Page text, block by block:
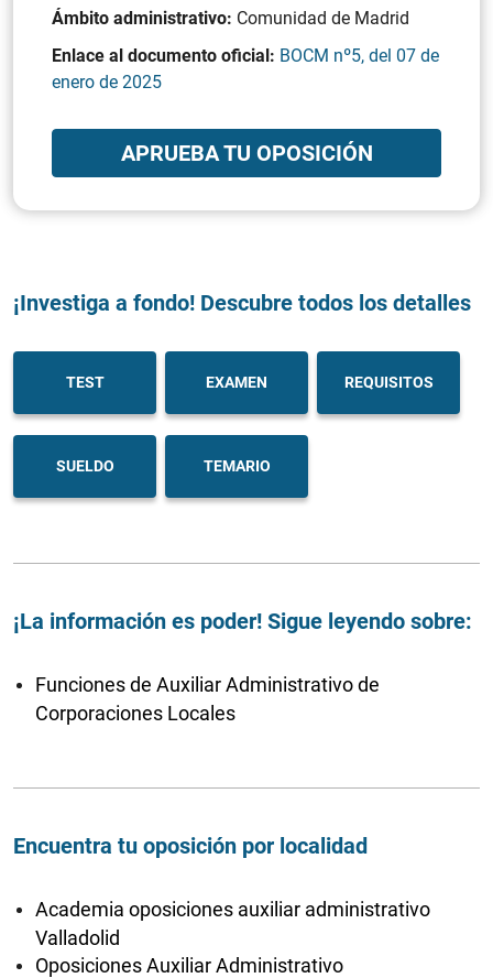
Ámbito administrativo: Comunidad de Madrid
Enlace al documento oficial: BOCM nº5, del 07 de
enero de 2025
APRUEBA TU OPOSICIÓN
¡Investiga a fondo! Descubre todos los detalles
TEST EXAMEN REQUISITOS
SUELDO TEMARIO
¡La información es poder! Sigue leyendo sobre:
Funciones de Auxiliar Administrativo de
Corporaciones Locales
Encuentra tu oposición por localidad
Academia oposiciones auxiliar administrativo
Valladolid
Oposiciones Auxiliar Administrativo